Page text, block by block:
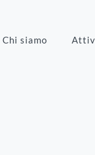
Chi siamo